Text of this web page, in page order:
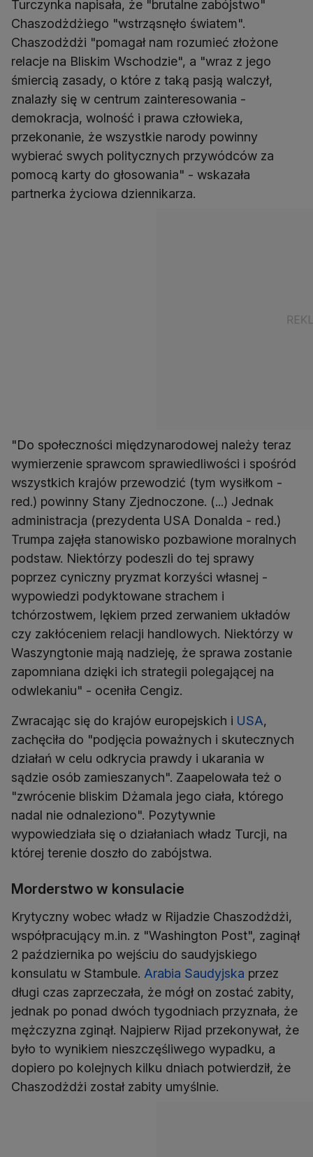
Turczynka napisała, że "brutalne zabójstwo"
Chaszodżdżiego "wstrząsnęło światem".
Chaszodżdżi "pomagał nam rozumieć złożone
relacje na Bliskim Wschodzie", a "wraz z jego
śmiercią zasady, o które z taką pasją walczył,
znalazły się w centrum zainteresowania -
demokracja, wolność i prawa człowieka,
przekonanie, że wszystkie narody powinny
wybierać swych politycznych przywódców za
pomocą karty do głosowania" - wskazała
partnerka życiowa dziennikarza.
"Do społeczności międzynarodowej należy teraz
wymierzenie sprawcom sprawiedliwości i spośród
wszystkich krajów przewodzić (tym wysiłkom -
red.) powinny Stany Zjednoczone. (...) Jednak
administracja (prezydenta USA Donalda - red.)
Trumpa zajęła stanowisko pozbawione moralnych
podstaw. Niektórzy podeszli do tej sprawy
poprzez cyniczny pryzmat korzyści własnej -
wypowiedzi podyktowane strachem i
tchórzostwem, lękiem przed zerwaniem układów
czy zakłóceniem relacji handlowych. Niektórzy w
Waszyngtonie mają nadzieję, że sprawa zostanie
zapomniana dzięki ich strategii polegającej na
odwlekaniu" - oceniła Cengiz.
Zwracając się do krajów europejskich i USA,
zachęciła do "podjęcia poważnych i skutecznych
działań w celu odkrycia prawdy i ukarania w
sądzie osób zamieszanych". Zaapelowała też o
"zwrócenie bliskim Dżamala jego ciała, którego
nadal nie odnaleziono". Pozytywnie
wypowiedziała się o działaniach władz Turcji, na
której terenie doszło do zabójstwa.
Morderstwo w konsulacie
Krytyczny wobec władz w Rijadzie Chaszodżdżi,
współpracujący m.in. z "Washington Post", zaginął
2 października po wejściu do saudyjskiego
konsulatu w Stambule. Arabia Saudyjska przez
długi czas zaprzeczała, że mógł on zostać zabity,
jednak po ponad dwóch tygodniach przyznała, że
mężczyzna zginął. Najpierw Rijad przekonywał, że
było to wynikiem nieszczęśliwego wypadku, a
dopiero po kolejnych kilku dniach potwierdził, że
Chaszodżdżi został zabity umyślnie.